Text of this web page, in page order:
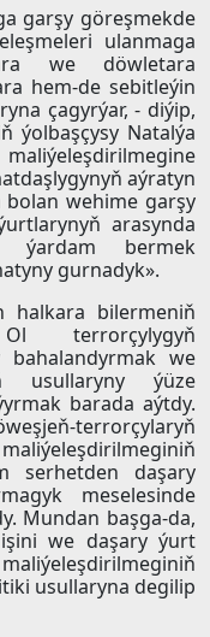
garşy göreşmekde
ulanmaga
we döwletara
hem-de sebitleýin
çagyrýar, - diýip,
ýolbaşçysy Natalýa
aýratyn
wehime garşy
arasynda
ýardam bermek
gurnadyk».
halkara bilermeniň
terrorçylygyň
bahalandyrmak we
usullaryny ýüze
barada aýtdy.
terrorçylaryň
serhetden daşary
meselesinde
Mundan başga-da,
we daşary ýurt
usullaryna degilip